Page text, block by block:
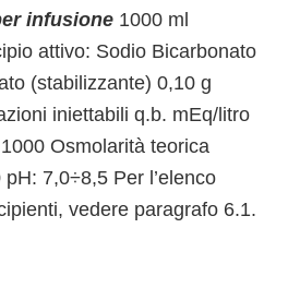
infusione 1000 ml
attivo: Sodio Bicarbonato
(stabilizzante) 0,10 g
iniettabili q.b. mEq/litro
1000 Osmolarità teorica
7,0÷8,5 Per l’elenco
vedere paragrafo 6.1.